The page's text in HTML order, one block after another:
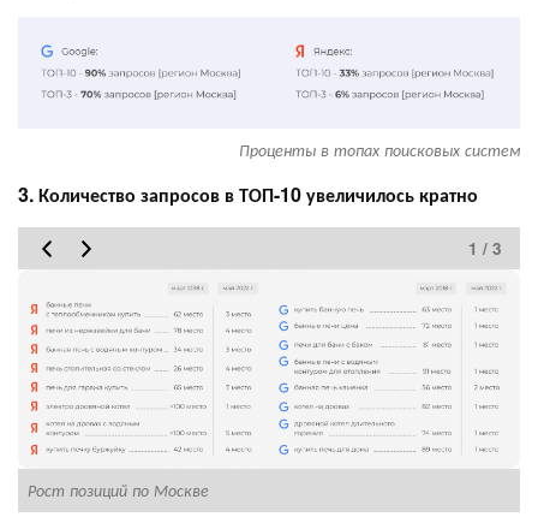
Проценты в топах поисковых систем
3. Количество запросов в ТОП-10 увеличилось кратно
1 / 3
Рост позиций по Москве